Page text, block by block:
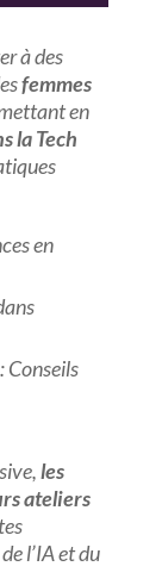
à des
femmes
en
la Tech
en
Conseils
les
ateliers
l’IA et du